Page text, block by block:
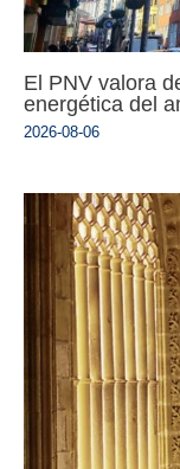
El PNV valora
energética del
2026-08-06